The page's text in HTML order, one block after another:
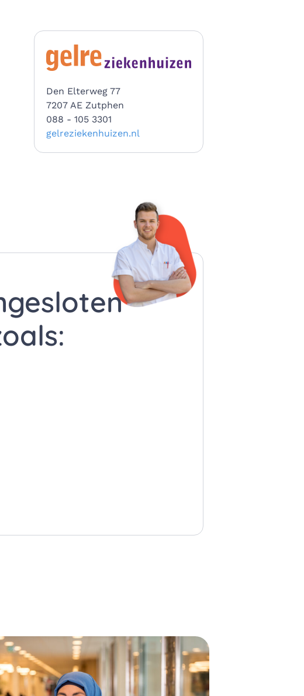
Den Elterweg 77
7207 AE Zutphen
088 - 105 3301
gelreziekenhuizen.nl